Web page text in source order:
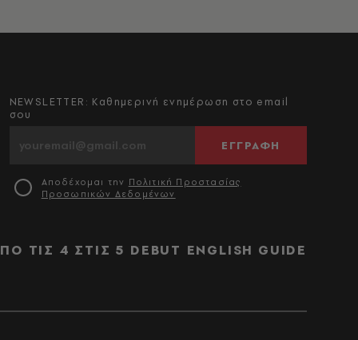
NEWSLETTER: Καθημερινή ενημέρωση στο email
σου
ΕΓΓΡΑΦΗ
Αποδέχομαι την Πολιτική Προστασίας
Προσωπικών Δεδομένων
ΤΙΣ 4 ΣΤΙΣ 5 DEBUT ENGLISH GUIDE